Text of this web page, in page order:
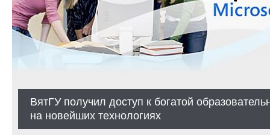
ВятГУ получил доступ к богатой
на новейших технологиях